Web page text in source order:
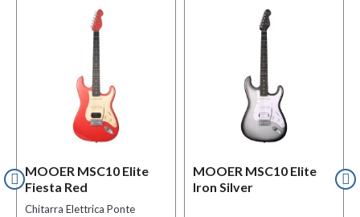
MOOER MSC10 Elite
Fiesta Red
Chitarra Elettrica Ponte
MOOER MSC10 Elite
Iron Silver